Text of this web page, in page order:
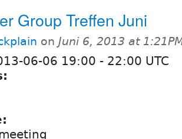
Group Treffen Juni
on Juni 6, 2013 at
06-06 19:00 - 22:00 UTC